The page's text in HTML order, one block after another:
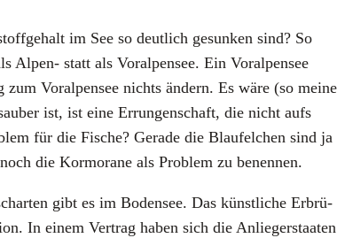
im See so deut­lich gesun­ken sind? So
Alpen- statt als Vor­al­pen­see. Ein Vor­al­pen­see
Vor­al­pen­see nichts ändern. Es wäre (so mei­ne
ist, ist eine Errun­gen­schaft, die nicht aufs
für die Fische? Gera­de die Blaufel­chen sind ja
die Kor­mo­ra­ne als Pro­blem zu benen­nen.
gibt es im Boden­see. Das künst­li­che Erbrü­
In einem Ver­trag haben sich die Anlie­ger­staa­ten